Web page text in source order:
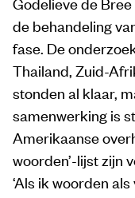
de behandeling
fase. De
Thailand, Zuid-
stonden al klaar,
samenwerking is
Amerikaanse
woorden’-lijst zijn
‘Als ik woorden